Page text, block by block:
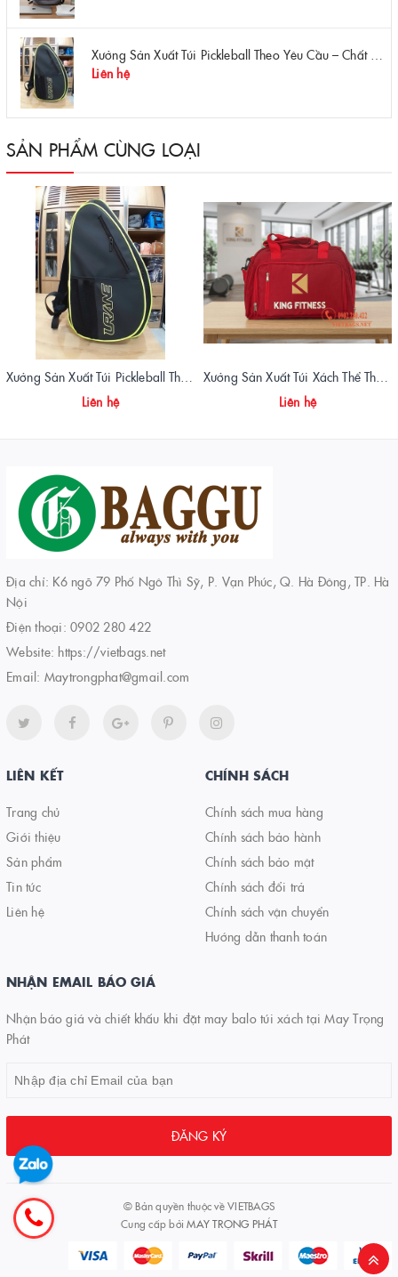
Liên hệ
SẢN PHẨM CÙNG LOẠI
Liên hệ
Liên hệ
Địa chỉ: K6 ngõ 79 Phố Ngô Thì Sỹ, P. Vạn Phúc, Q. Hà Đông, TP. Hà
Nội
Điện thoại: 0902 280 422
Website: https://vietbags.net
Email: Maytrongphat@gmail.com
LIÊN KẾT
Trang chủ
Giới thiệu
Sản phẩm
Tin tức
Liên hệ
CHÍNH SÁCH
Chính sách mua hàng
Chính sách bảo hành
Chính sách bảo mật
Chính sách đổi trả
Chính sách vận chuyển
Hướng dẫn thanh toán
NHẬN EMAIL BÁO GIÁ
Nhận báo giá và chiết khấu khi đặt may balo túi xách tại May Trọng
Phát
ĐĂNG KÝ
© Bản quyền thuộc vềVIETBAGS
Cung cấp bởiMAY TRỌNG PHÁT